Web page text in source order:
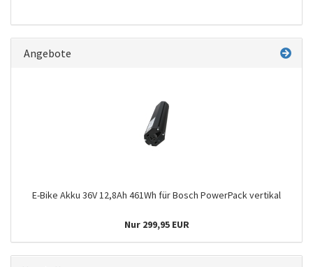
Angebote
E-Bike Akku 36V 12,8Ah 461Wh für Bosch PowerPack vertikal
Nur 299,95 EUR